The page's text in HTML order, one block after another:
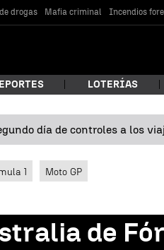
drogas Mafia criminal Incendios
¿Qué estás
LOTERÍAS
día de controles a los
1 Moto GP
de